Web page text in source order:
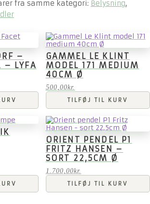
fra samme kategori: Belysning,
–
– LYFA
GAMMEL LE KLINT
MODEL 171 MEDIUM
40CM Ø
500,00kr.
TILFØJ TIL KURV
ORIENT PENDEL P1
FRITZ HANSEN –
SORT 22,5CM Ø
1.700,00kr.
TILFØJ TIL KURV